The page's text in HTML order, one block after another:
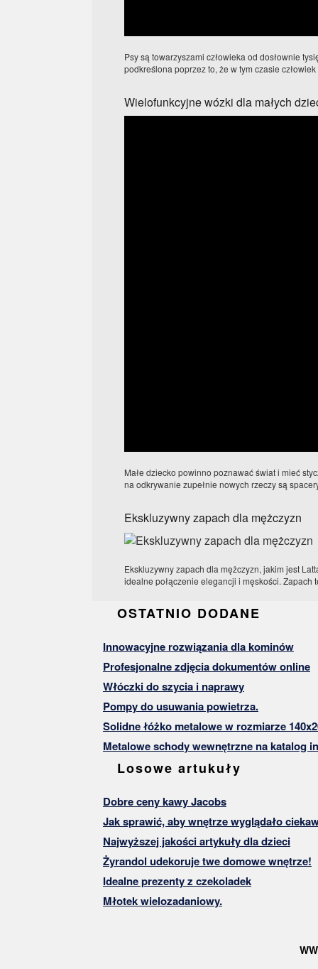
Psy są towarzyszami człowieka od dosłownie
podkreślona poprzez to, że w tym czasie
Wielofunkcyjne wózki dla małych
Małe dziecko powinno poznawać świat i mieć
na odkrywanie zupełnie nowych rzeczy są
Ekskluzywny zapach dla mężczyzn
Ekskluzywny zapach dla mężczyzn, jakim jest
idealne połączenie elegancji i męskości. Zapach
OSTATNIO DODANE
Innowacyjne rozwiązania dla kominów
Profesjonalne zdjęcia dokumentów online
Włóczki do szycia i naprawy
Pompy do usuwania powietrza.
Solidne łóżko metalowe w rozmiarze
Metalowe schody wewnętrzne na katalog
Losowe artukuły
Dobre ceny kawy Jacobs
Jak sprawić, aby wnętrze wyglądało
Najwyższej jakości artykuły dla dzieci
Żyrandol udekoruje twe domowe wnętrze!
Idealne prezenty z czekoladek
Młotek wielozadaniowy.